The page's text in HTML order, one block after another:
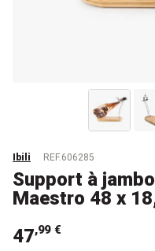
Ibili REF.606285
Support à
Maestro 48 x
47,99 €